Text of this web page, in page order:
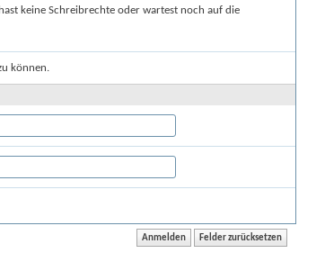
keine Schreibrechte oder wartest noch auf die
können.